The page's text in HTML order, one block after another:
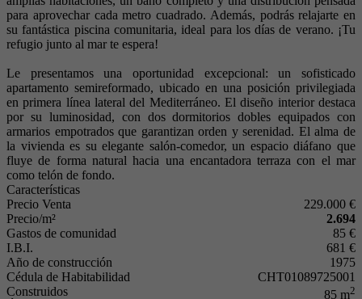
para aprovechar cada metro cuadrado. Además, podrás relajarte en
su fantástica piscina comunitaria, ideal para los días de verano. ¡Tu
refugio junto al mar te espera!
Le presentamos una oportunidad excepcional: un sofisticado
apartamento semireformado, ubicado en una posición privilegiada
en primera línea lateral del Mediterráneo. El diseño interior destaca
por su luminosidad, con dos dormitorios dobles equipados con
armarios empotrados que garantizan orden y serenidad. El alma de
la vivienda es su elegante salón-comedor, un espacio diáfano que
fluye de forma natural hacia una encantadora terraza con el mar
como telón de fondo.
Características
Precio Venta
229.000 €
Precio/m²
2.694
Gastos de comunidad
85 €
I.B.I.
681 €
Año de construcción
1975
Cédula de Habitabilidad
CHT01089725001
Construidos
85 m2